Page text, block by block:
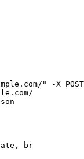
" -X
br